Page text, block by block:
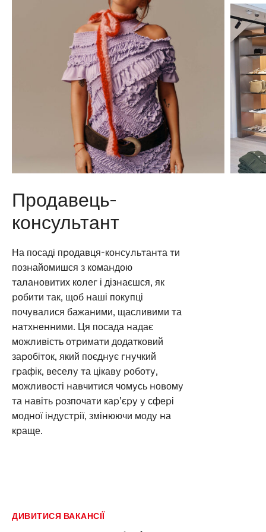
Продавець-
консультант
На посаді продавця-консультанта ти
познайомишся з командою
талановитих колег і дізнаєшся, як
робити так, щоб наші покупці
почувалися бажаними, щасливими та
натхненними. Ця посада надає
можливість отримати додатковий
заробіток, який поєднує гнучкий
графік, веселу та цікаву роботу,
можливості навчитися чомусь новому
та навіть розпочати кар’єру у сфері
модної індустрії, змінюючи моду на
краще.
ДИВИТИСЯ ВАКАНСІЇ